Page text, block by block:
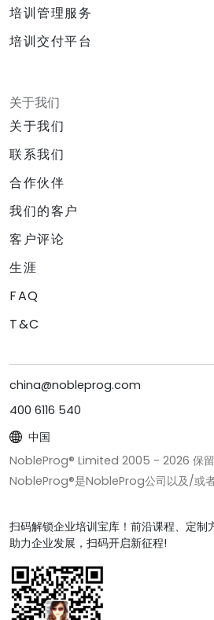
培训管理服务
培训交付平台
关于我们
关于我们
联系我们
合作伙伴
我们的客户
客户评论
生涯
FAQ
T&C
china@nobleprog.com
400 6116 540
中国
NobleProg® Limited 2005 - 2026 保
NobleProg®是NobleProg公司以及/或者
扫码解锁企业培训宝库！前沿课程、定制
助力企业发展，扫码开启新征程!